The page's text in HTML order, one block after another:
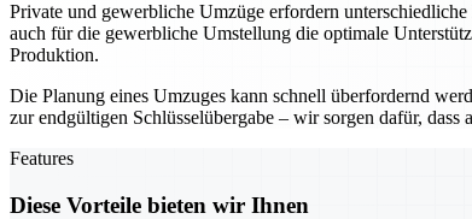
Private und gewerbliche Umzüge erfordern
auch für die gewerbliche Umstellung die optimale
Produktion.
Die Planung eines Umzuges kann schnell überfordernd
zur endgültigen Schlüsselübergabe – wir sorgen dafür,
Features
Diese Vorteile bieten wir Ihnen